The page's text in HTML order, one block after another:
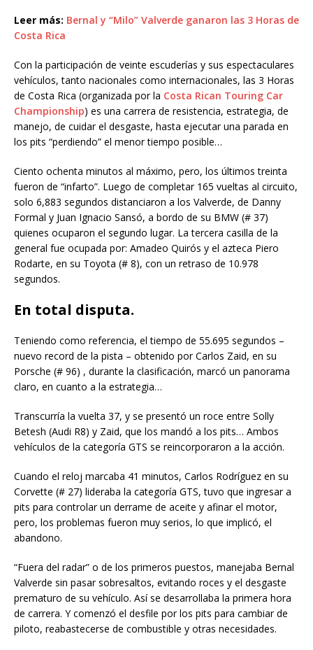
Leer más: Bernal y “Milo” Valverde ganaron las 3 Horas de
Costa Rica
Con la participación de veinte escuderías y sus espectaculares
vehículos, tanto nacionales como internacionales, las 3 Horas
de Costa Rica (organizada por la Costa Rican Touring Car
Championship) es una carrera de resistencia, estrategia, de
manejo, de cuidar el desgaste, hasta ejecutar una parada en
los pits “perdiendo” el menor tiempo posible…
Ciento ochenta minutos al máximo, pero, los últimos treinta
fueron de “infarto”. Luego de completar 165 vueltas al circuito,
solo 6,883 segundos distanciaron a los Valverde, de Danny
Formal y Juan Ignacio Sansó, a bordo de su BMW (# 37)
quienes ocuparon el segundo lugar. La tercera casilla de la
general fue ocupada por: Amadeo Quirós y el azteca Piero
Rodarte, en su Toyota (# 8), con un retraso de 10.978
segundos.
En total disputa.
Teniendo como referencia, el tiempo de 55.695 segundos –
nuevo record de la pista – obtenido por Carlos Zaid, en su
Porsche (# 96) , durante la clasificación, marcó un panorama
claro, en cuanto a la estrategia…
Transcurría la vuelta 37, y se presentó un roce entre Solly
Betesh (Audi R8) y Zaid, que los mandó a los pits… Ambos
vehículos de la categoría GTS se reincorporaron a la acción.
Cuando el reloj marcaba 41 minutos, Carlos Rodríguez en su
Corvette (# 27) lideraba la categoría GTS, tuvo que ingresar a
pits para controlar un derrame de aceite y afinar el motor,
pero, los problemas fueron muy serios, lo que implicó, el
abandono.
“Fuera del radar” o de los primeros puestos, manejaba Bernal
Valverde sin pasar sobresaltos, evitando roces y el desgaste
prematuro de su vehículo. Así se desarrollaba la primera hora
de carrera. Y comenzó el desfile por los pits para cambiar de
piloto, reabastecerse de combustible y otras necesidades.